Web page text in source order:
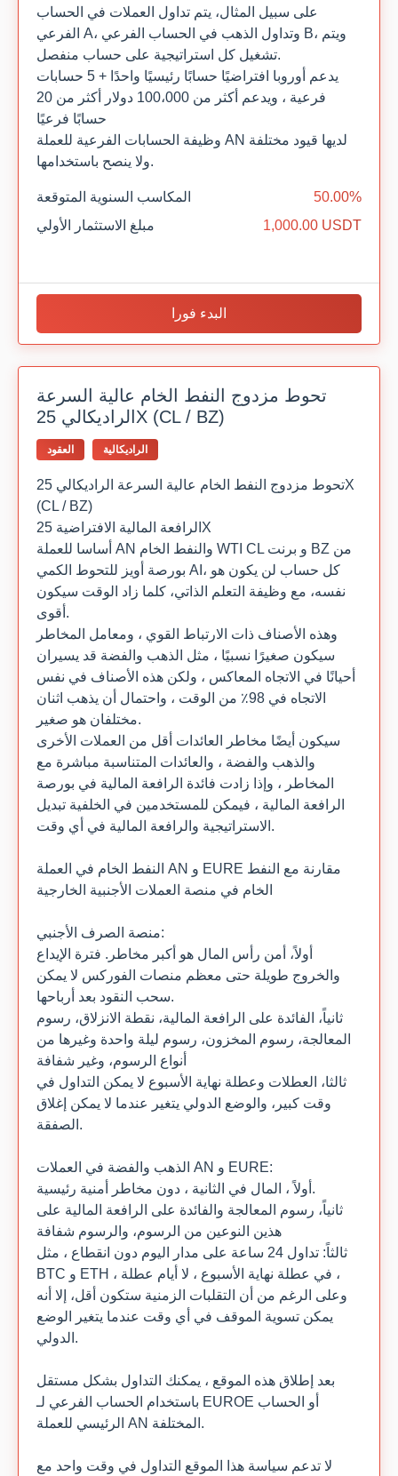
على سبيل المثال، يتم تداول العملات في الحساب
الفرعي A، وتداول الذهب في الحساب الفرعي B، ويتم
تشغيل كل استراتيجية على حساب منفصل.
يدعم أوروبا افتراضيًا حسابًا رئيسيًا واحدًا + 5 حسابات
فرعية ، ويدعم أكثر من 100،000 دولار أكثر من 20
حسابًا فرعيًا
وظيفة الحسابات الفرعية للعملة AN لديها قيود مختلفة
ولا ينصح باستخدامها.
المكاسب السنوية المتوقعة
50.00%
مبلغ الاستثمار الأولي
1,000.00 USDT
البدء فورا
تحوط مزدوج النفط الخام عالية السرعة
الراديكالي 25X (CL / BZ)
العقود الراديكالية
تحوط مزدوج النفط الخام عالية السرعة الراديكالي 25X
(CL / BZ)
الرافعة المالية الافتراضية 25X
أساسا للعملة AN والنفط الخام WTI CL و برنت BZ من
بورصة أويز للتحوط الكمي AI، كل حساب لن يكون هو
نفسه، مع وظيفة التعلم الذاتي، كلما زاد الوقت سيكون
أقوى.
وهذه الأصناف ذات الارتباط القوي ، ومعامل المخاطر
سيكون صغيرًا نسبيًا ، مثل الذهب والفضة قد يسيران
أحيانًا في الاتجاه المعاكس ، ولكن هذه الأصناف في نفس
الاتجاه في 98٪ من الوقت ، واحتمال أن يذهب اثنان
مختلفان هو صغير.
سيكون أيضًا مخاطر العائدات أقل من العملات الأخرى
والذهب والفضة ، والعائدات المتناسبة مباشرة مع
المخاطر ، وإذا زادت فائدة الرافعة المالية في بورصة
الرافعة المالية ، فيمكن للمستخدمين في الخلفية تبديل
الاستراتيجية والرافعة المالية في أي وقت.
النفط الخام في العملة AN و EURE مقارنة مع النفط
الخام في منصة العملات الأجنبية الخارجية
منصة الصرف الأجنبي:
أولاً، أمن رأس المال هو أكبر مخاطر. فترة الإيداع
والخروج طويلة حتى معظم منصات الفوركس لا يمكن
سحب النقود بعد أرباحها.
ثانياً، الفائدة على الرافعة المالية، نقطة الانزلاق، رسوم
المعالجة، رسوم المخزون، رسوم ليلة واحدة وغيرها من
أنواع الرسوم، وغير شفافة
ثالثا، العطلات وعطلة نهاية الأسبوع لا يمكن التداول في
وقت كبير، والوضع الدولي يتغير عندما لا يمكن إغلاق
الصفقة.
الذهب والفضة في العملات AN و EURE:
أولاً ، المال في الثانية ، دون مخاطر أمنية رئيسية.
ثانياً، رسوم المعالجة والفائدة على الرافعة المالية على
هذين النوعين من الرسوم، والرسوم شفافة
ثالثاً: تداول 24 ساعة على مدار اليوم دون انقطاع ، مثل
BTC و ETH ، في عطلة نهاية الأسبوع ، لا أيام عطلة ،
وعلى الرغم من أن التقلبات الزمنية ستكون أقل، إلا أنه
يمكن تسوية الموقف في أي وقت عندما يتغير الوضع
الدولي.
بعد إطلاق هذه الموقع ، يمكنك التداول بشكل مستقل
باستخدام الحساب الفرعي لـ EUROE أو الحساب
الرئيسي للعملة AN المختلفة.
لا تدعم سياسة هذا الموقع التداول في وقت واحد مع